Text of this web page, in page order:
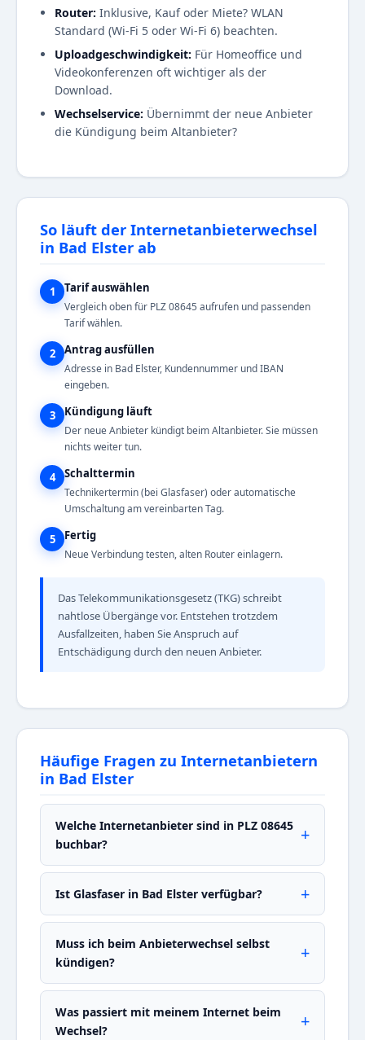
Router: Inklusive, Kauf oder Miete? WLAN
Standard (Wi-Fi 5 oder Wi-Fi 6) beachten.
Uploadgeschwindigkeit: Für Homeoffice und
Videokonferenzen oft wichtiger als der
Download.
Wechselservice: Übernimmt der neue Anbieter
die Kündigung beim Altanbieter?
So läuft der Internetanbieterwechsel
in Bad Elster ab
1 Tarif auswählen
Vergleich oben für PLZ 08645 aufrufen und passenden
Tarif wählen.
2 Antrag ausfüllen
Adresse in Bad Elster, Kundennummer und IBAN
eingeben.
3 Kündigung läuft
Der neue Anbieter kündigt beim Altanbieter. Sie müssen
nichts weiter tun.
4 Schalttermin
Technikertermin (bei Glasfaser) oder automatische
Umschaltung am vereinbarten Tag.
5 Fertig
Neue Verbindung testen, alten Router einlagern.
Das Telekommunikationsgesetz (TKG) schreibt
nahtlose Übergänge vor. Entstehen trotzdem
Ausfallzeiten, haben Sie Anspruch auf
Entschädigung durch den neuen Anbieter.
Häufige Fragen zu Internetanbietern
in Bad Elster
Welche Internetanbieter sind in PLZ 08645
buchbar?
Ist Glasfaser in Bad Elster verfügbar?
Muss ich beim Anbieterwechsel selbst
kündigen?
Was passiert mit meinem Internet beim
Wechsel?